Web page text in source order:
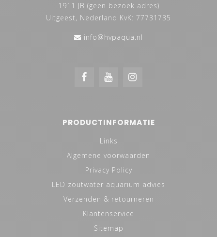
1911 JB (geen bezoek adres)
Uitgeest, Nederland KvK: 77731735
info@hvpaqua.nl
PRODUCTINFORMATIE
Links
Algemene voorwaarden
Privacy Policy
LED zoutwater aquarium advies
Verzenden & retourneren
Klantenservice
Sitemap